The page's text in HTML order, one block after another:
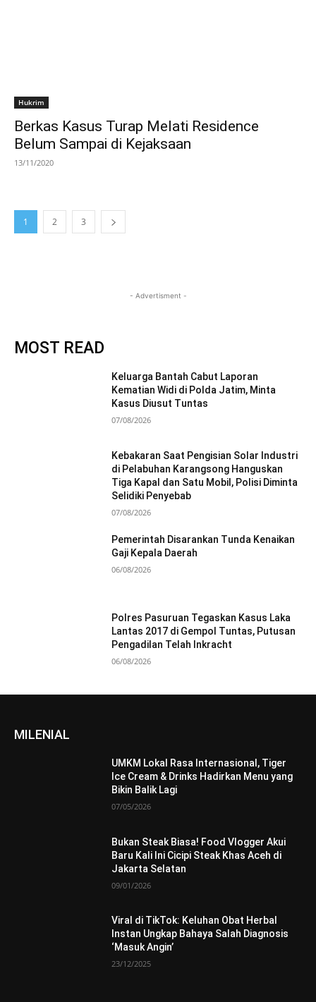
Hukrim
Berkas Kasus Turap Melati Residence
Belum Sampai di Kejaksaan
13/11/2020
1 2 3
- Advertisment -
MOST READ
Keluarga Bantah Cabut Laporan
Kematian Widi di Polda Jatim, Minta
Kasus Diusut Tuntas
07/08/2026
Kebakaran Saat Pengisian Solar Industri
di Pelabuhan Karangsong Hanguskan
Tiga Kapal dan Satu Mobil, Polisi Diminta
Selidiki Penyebab
07/08/2026
Pemerintah Disarankan Tunda Kenaikan
Gaji Kepala Daerah
06/08/2026
Polres Pasuruan Tegaskan Kasus Laka
Lantas 2017 di Gempol Tuntas, Putusan
Pengadilan Telah Inkracht
06/08/2026
MILENIAL
UMKM Lokal Rasa Internasional, Tiger
Ice Cream & Drinks Hadirkan Menu yang
Bikin Balik Lagi
07/05/2026
Bukan Steak Biasa! Food Vlogger Akui
Baru Kali Ini Cicipi Steak Khas Aceh di
Jakarta Selatan
09/01/2026
Viral di TikTok: Keluhan Obat Herbal
Instan Ungkap Bahaya Salah Diagnosis
‘Masuk Angin’
23/12/2025